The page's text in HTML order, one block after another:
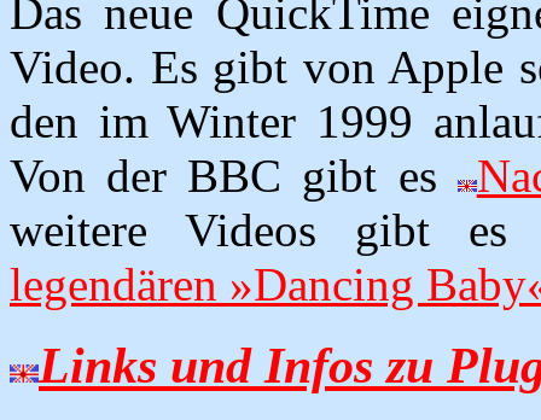
Das neue QuickTime
Video. Es gibt von Apple
den im Winter 1999
Von der BBC gibt es
weitere Videos gibt
legendären »Dancing
Links und Infos zu